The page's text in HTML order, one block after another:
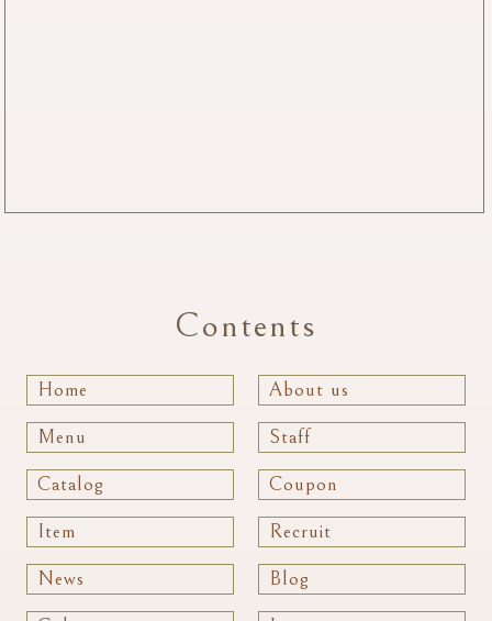
Contents
Home About us
Menu Staff
Catalog Coupon
Item Recruit
News Blog